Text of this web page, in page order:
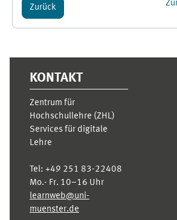
Zurück
KONTAKT
Zentrum für
Hochschullehre (ZHL)
Services für digitale
Lehre
Tel: +49 251 83-22408
Mo.- Fr. 10–16 Uhr
learnweb@uni-
muenster.de